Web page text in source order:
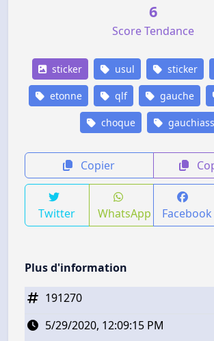
6
Score Tendance
sticker usul sticker
etonne qlf gauche
choque
Copier
Twitter WhatsApp Facebook
Plus d'information
191270
5/29/2020, 12:09:15 PM